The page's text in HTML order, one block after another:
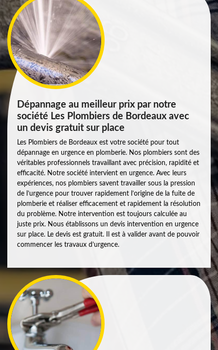
Dépannage au meilleur prix par notre
société Les Plombiers de Bordeaux avec
un devis gratuit sur place
Les Plombiers de Bordeaux est votre société pour tout
dépannage en urgence en plomberie. Nos plombiers sont des
véritables professionnels travaillant avec précision, rapidité et
efficacité. Notre société intervient en urgence. Avec leurs
expériences, nos plombiers savent travailler sous la pression
de l’urgence pour trouver rapidement l’origine de la fuite de
plomberie et réaliser efficacement et rapidement la résolution
du problème. Notre intervention est toujours calculée au
juste prix. Nous établissons un devis intervention en urgence
sur place. Le devis est gratuit. Il est à valider avant de pouvoir
commencer les travaux d’urgence.